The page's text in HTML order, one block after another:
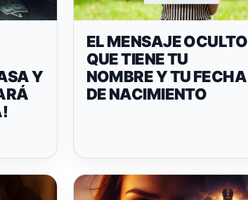
Y
EL MENSAJE OCULTO
QUE TIENE TU
NOMBRE Y TU FECHA
DE NACIMIENTO